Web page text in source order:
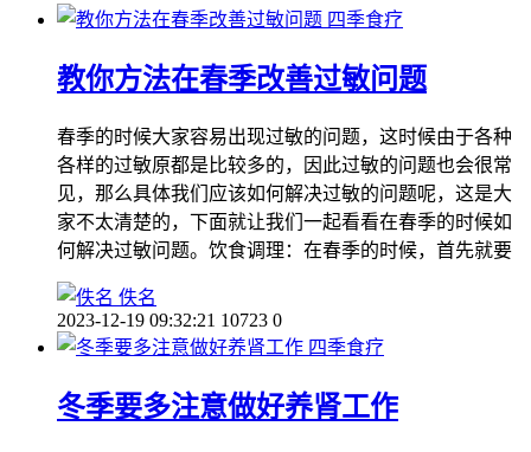
四季食疗
教你方法在春季改善过敏问题
春季的时候大家容易出现过敏的问题，这时候由于各种
各样的过敏原都是比较多的，因此过敏的问题也会很常
见，那么具体我们应该如何解决过敏的问题呢，这是大
家不太清楚的，下面就让我们一起看看在春季的时候如
何解决过敏问题。饮食调理：在春季的时候，首先就要
佚名
2023-12-19 09:32:21 10723 0
四季食疗
冬季要多注意做好养肾工作